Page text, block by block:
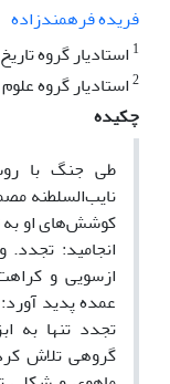
فریده فرهمندزاده
1 استادیار گروه
2استادیار گروه
چکیده
طی جنگ‌ با
نایب‌السلطنه
کوشش‌های او به
انجامید:
ازسویی و
عمده پدید
تجدد تنها به
گروهی تلاش